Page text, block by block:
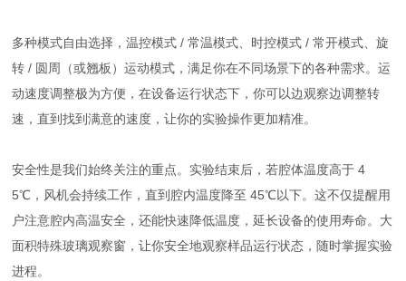
多种模式自由选择，温控模式 / 常温模式、时控模式 / 常开模式、旋
转 / 圆周（或翘板）运动模式，满足你在不同场景下的各种需求。运
动速度调整极为方便，在设备运行状态下，你可以边观察边调整转
速，直到找到满意的速度，让你的实验操作更加精准。
安全性是我们始终关注的重点。实验结束后，若腔体温度高于 4
5℃，风机会持续工作，直到腔内温度降至 45℃以下。这不仅提醒用
户注意腔内高温安全，还能快速降低温度，延长设备的使用寿命。大
面积特殊玻璃观察窗，让你安全地观察样品运行状态，随时掌握实验
进程。